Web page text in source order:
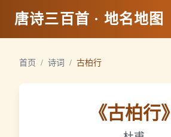
唐诗三百首 · 地名地图
首页 / 诗词 / 古柏行
《古柏行》